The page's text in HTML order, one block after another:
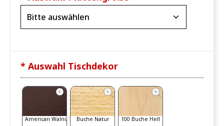
* Auswahl Tischdekor
American Walnut Buche Natur 100 Buche Hell